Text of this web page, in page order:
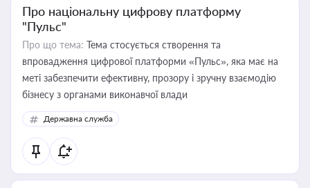
Про національну цифрову платформу
"Пульс"
Про що тема: Тема стосується створення та
впровадження цифрової платформи «Пульс», яка має на
меті забезпечити ефективну, прозору і зручну взаємодію
бізнесу з органами виконавчої влади
Державна служба